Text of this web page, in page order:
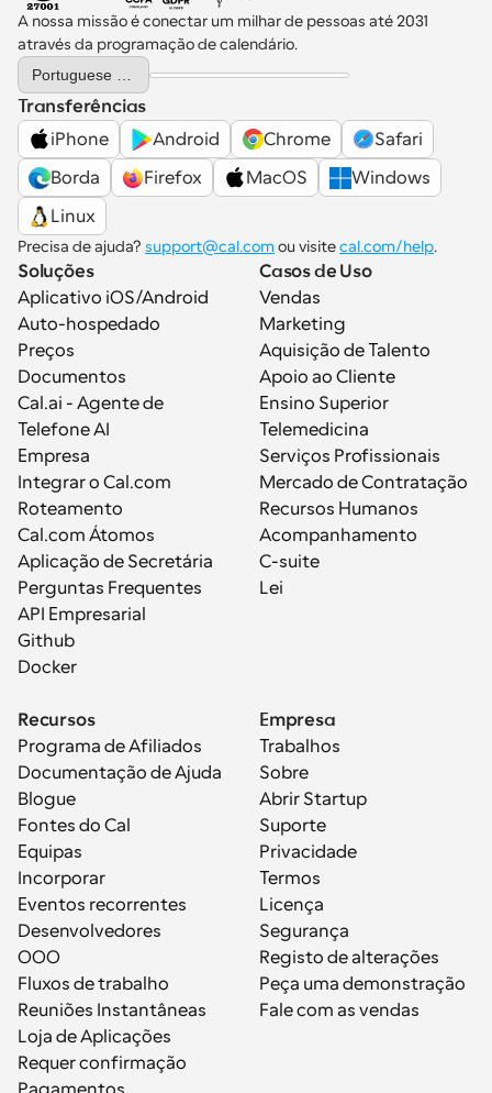
A nossa missão é conectar um milhar de pessoas até 2031
através da programação de calendário.
Select Language
Transferências
iPhone
Android Chrome
Safari
Borda
Firefox MacOS
Windows
Linux
Precisa de ajuda? support@cal.com ou visite cal.com/help.
Soluções
Aplicativo iOS/Android
Auto-hospedado
Preços
Documentos
Cal.ai - Agente de
Telefone AI
Empresa
Integrar o Cal.com
Roteamento
Cal.com Átomos
Aplicação de Secretária
Perguntas Frequentes
API Empresarial
Github
Docker
Casos de Uso
Vendas
Marketing
Aquisição de Talento
Apoio ao Cliente
Ensino Superior
Telemedicina
Serviços Profissionais
Mercado de Contratação
Recursos Humanos
Acompanhamento
C-suite
Lei
Recursos
Programa de Afiliados
Documentação de Ajuda
Blogue
Fontes do Cal
Equipas
Incorporar
Eventos recorrentes
Desenvolvedores
OOO
Fluxos de trabalho
Reuniões Instantâneas
Loja de Aplicações
Requer confirmação
Empresa
Trabalhos
Sobre
Abrir Startup
Suporte
Privacidade
Termos
Licença
Segurança
Registo de alterações
Peça uma demonstração
Fale com as vendas